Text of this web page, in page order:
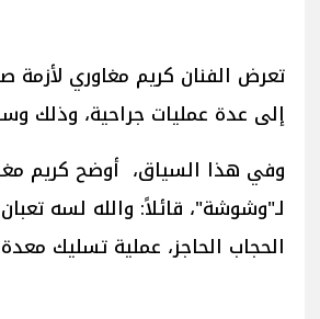
تعرض الفنان كريم مغاوري
إلى عدة عمليات جراحية،
وفي هذا السياق، أوضح كريم
الحجاب الحاجز، عملية تسليك